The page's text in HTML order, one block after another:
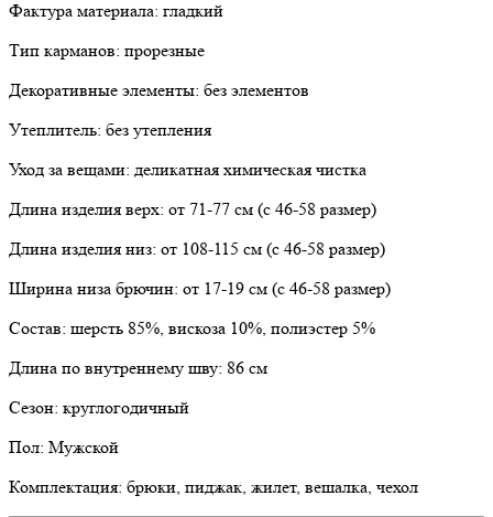
Фактура материала: гладкий
Тип карманов: прорезные
Декоративные элементы: без элементов
Утеплитель: без утепления
Уход за вещами: деликатная химическая чистка
Длина изделия верх: от 71-77 см (с 46-58 размер)
Длина изделия низ: от 108-115 см (с 46-58 размер)
Ширина низа брючин: от 17-19 см (с 46-58 размер)
Состав: шерсть 85%, вискоза 10%, полиэстер 5%
Длина по внутреннему шву: 86 см
Сезон: круглогодичный
Пол: Мужской
Комплектация: брюки, пиджак, жилет, вешалка, чехол